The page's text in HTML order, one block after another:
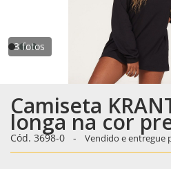
3 fotos
Camiseta
longa na cor
Cód. 3698-0 - Vendido e entregue